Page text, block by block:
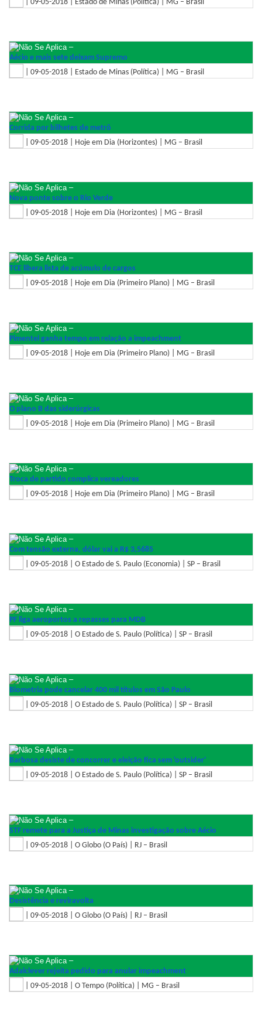
| 09-05-2018 | Estado de Minas (Política) | MG – Brasil
–
Aécio e mais sete deixam Supremo
| 09-05-2018 | Estado de Minas (Política) | MG – Brasil
–
Corrida por bilhetes de metrô
| 09-05-2018 | Hoje em Dia (Horizontes) | MG – Brasil
–
Nova ponte sobre o Rio Verde
| 09-05-2018 | Hoje em Dia (Horizontes) | MG – Brasil
–
TCE libera lista de acúmulo de cargos
| 09-05-2018 | Hoje em Dia (Primeiro Plano) | MG – Brasil
–
Pimentel ganha tempo em relação a impeachment
| 09-05-2018 | Hoje em Dia (Primeiro Plano) | MG – Brasil
–
O plano B das siderúrgicas
| 09-05-2018 | Hoje em Dia (Primeiro Plano) | MG – Brasil
–
Troca de partido complica vereadores
| 09-05-2018 | Hoje em Dia (Primeiro Plano) | MG – Brasil
–
Com tensão externa, dólar vai a R$ 3,5685
| 09-05-2018 | O Estado de S. Paulo (Economia) | SP – Brasil
–
PF liga aeroportos a repasses para MDB
| 09-05-2018 | O Estado de S. Paulo (Política) | SP – Brasil
–
Biometria pode cancelar 400 mil títulos em São Paulo
| 09-05-2018 | O Estado de S. Paulo (Política) | SP – Brasil
–
Barbosa desiste de concorrer e eleição fica sem 'outsider'
| 09-05-2018 | O Estado de S. Paulo (Política) | SP – Brasil
–
STF remete para a Justiça de Minas investigação sobre Aécio
| 09-05-2018 | O Globo (O País) | RJ – Brasil
–
Desistência e reviravolta
| 09-05-2018 | O Globo (O País) | RJ – Brasil
–
Adalclever rejeita pedido para anular impeachment
| 09-05-2018 | O Tempo (Política) | MG – Brasil